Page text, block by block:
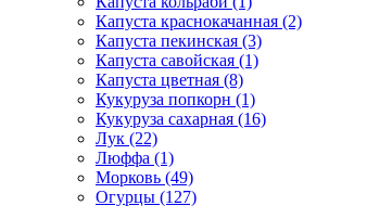
Капуста краснокачанная (2)
Капуста пекинская (3)
Капуста савойская (1)
Капуста цветная (8)
Кукуруза попкорн (1)
Кукуруза сахарная (16)
Лук (22)
Люффа (1)
Морковь (49)
Огурцы (127)